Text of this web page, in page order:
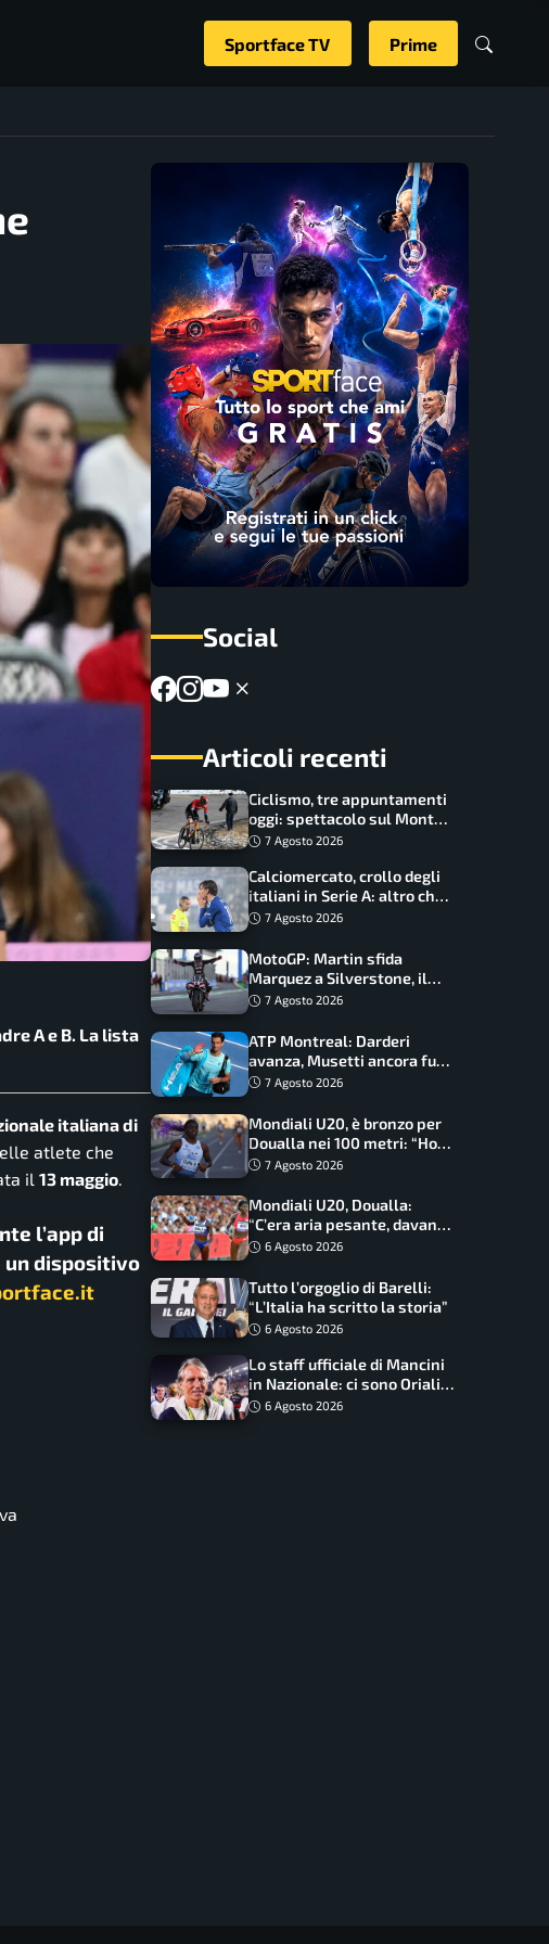
Sportface TV Prime
A e B. La lista
italiana di
atlete che
il 13 maggio
l’app di
un dispositivo
Social
Articoli recenti
Ciclismo, tre appuntamenti
oggi: spettacolo sul Mont
Ventoux, orari e come
7 Agosto 2026
Calciomercato, crollo degli
italiani in Serie A: altro che
svolta dopo il Mondiale
7 Agosto 2026
MotoGP: Martin sfida
Marquez a Silverstone, il
programma e gli orari
7 Agosto 2026
ATP Montreal: Darderi
avanza, Musetti ancora fuori
con Jodar
7 Agosto 2026
Mondiali U20, è bronzo per
Doualla nei 100 metri: “Ho
scacciato l’ansia”
7 Agosto 2026
Mondiali U20, Doualla:
“C’era aria pesante, davano
le mascherine! Finale? Non
6 Agosto 2026
Tutto l’orgoglio di Barelli:
“L’Italia ha scritto la storia”
6 Agosto 2026
Lo staff ufficiale di Mancini
in Nazionale: ci sono Oriali e
Bonucci, confermato un
6 Agosto 2026